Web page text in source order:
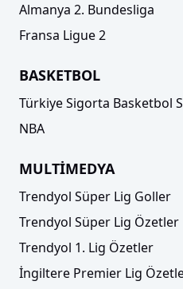
Almanya 2. Bundesliga
Fransa Ligue 2
BASKETBOL
Türkiye Sigorta Basketbol
NBA
MULTİMEDYA
Trendyol Süper Lig Goller
Trendyol Süper Lig Özetler
Trendyol 1. Lig Özetler
İngiltere Premier Lig